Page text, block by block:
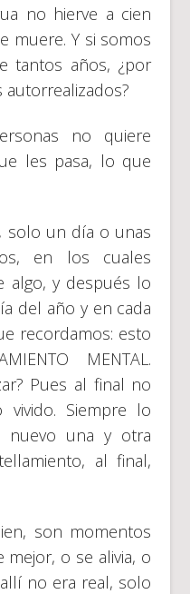
no hierve a cien
muere. Y si somos
tantos años, ¿por
no quiere
les pasa, lo que
solo un día o unas
en los cuales
algo, y después lo
del año y en cada
recordamos: esto
MENTAL.
Pues al final no
Siempre lo
nuevo una y otra
al final,
son momentos
o se alivia, o
no era real, solo